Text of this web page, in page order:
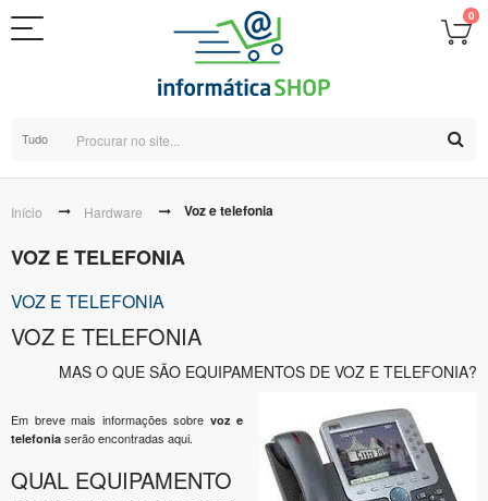
0
Tudo
Início Hardware Voz e telefonia
VOZ E TELEFONIA
VOZ E TELEFONIA
VOZ E TELEFONIA
MAS O QUE SÃO EQUIPAMENTOS DE VOZ E TELEFONIA?
Em breve mais informações sobre voz e
telefonia serão encontradas aqui.
QUAL EQUIPAMENTO